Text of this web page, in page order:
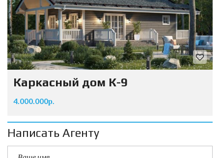
Каркасный дом К-9
4.000.000р.
Написать Агенту